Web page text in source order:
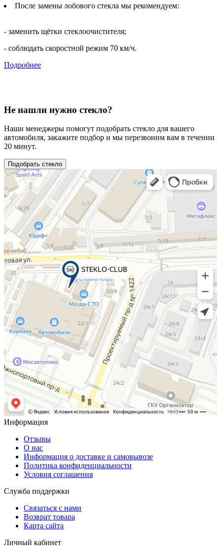
После замены лобового стекла мы рекомендуем:
- заменить щётки стеклоочистителя;
- соблюдать скоростной режим 70 км/ч.
Подробнее
Не нашли нужно стекло?
Наши менеджеры помогут подобрать стекло для вашего
автомобиля, закажите подбор и мы перезвоним вам в течении
20 минут.
Подобрать стекло
Информация
Отзывы
О нас
Информация о доставке и самовывозе
Политика конфиденциальности
Условия соглашения
Служба поддержки
Связаться с нами
Возврат товара
Карта сайта
Личный кабинет